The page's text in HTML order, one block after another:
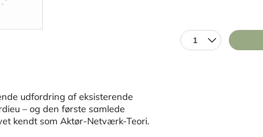
1
udfordring af eksisterende
– og den første samlede
kendt som Aktør-Netværk-Teori.